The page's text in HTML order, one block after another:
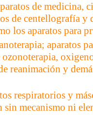
de medicina,
de centellografía y
los aparatos para
aparatos
reanimación y
respiratorios y
sin mecanismo ni